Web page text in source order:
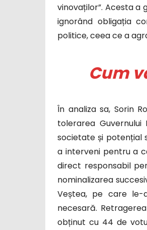
vinovaților”. Acesta
ignorând obligația
politice, ceea ce a
Cum
În analiza sa, Sorin
tolerarea
societate și potențial
a interveni pentru a
direct responsabil
nominalizarea
Veștea, pe care le-
necesară.
obținut cu 44 de